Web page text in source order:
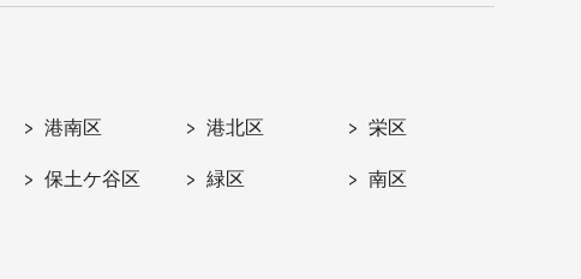
港南区 港北区 栄区
保土ケ谷区 緑区 南区